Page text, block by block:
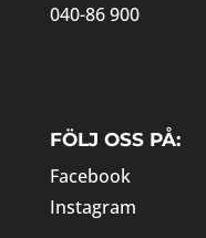
040-86 900
FÖLJ OSS PÅ:
Facebook
Instagram